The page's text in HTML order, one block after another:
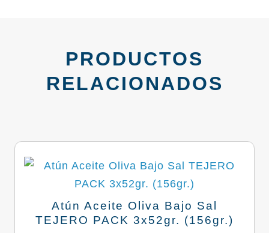
PRODUCTOS
RELACIONADOS
Atún Aceite Oliva Bajo Sal
TEJERO PACK 3x52gr. (156gr.)